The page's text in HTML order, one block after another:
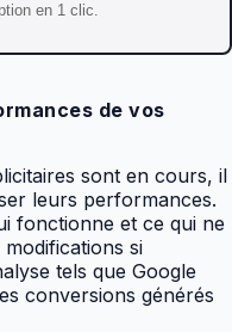
en 1 clic.
de vos
sont en cours, il
leurs performances.
fonctionne et ce qui ne
si
tels que Google
conversions générés